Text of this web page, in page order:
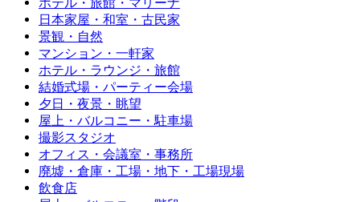
日本家屋・和室・古民家
景観・自然
マンション・一軒家
ホテル・ラウンジ・旅館
結婚式場・パーティー会場
夕日・夜景・眺望
屋上・バルコニー・駐車場
撮影スタジオ
オフィス・会議室・事務所
廃墟・倉庫・工場・地下・工場現場
飲食店